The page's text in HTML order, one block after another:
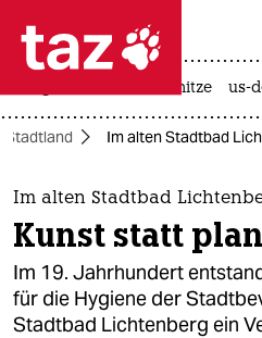
 taz zahl
taz zahl ich
themen
politik
öko
hitze us-
Stadtland Im alten Stadtbad
Im alten Stadtbad
Kunst statt
Im 19. Jahrhundert
für die Hygiene der
Stadtbad Lichtenberg ein